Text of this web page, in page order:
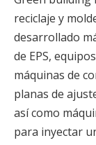
reciclaje y
desarrollado
de EPS,
máquinas de
planas de
así como
para inyectar